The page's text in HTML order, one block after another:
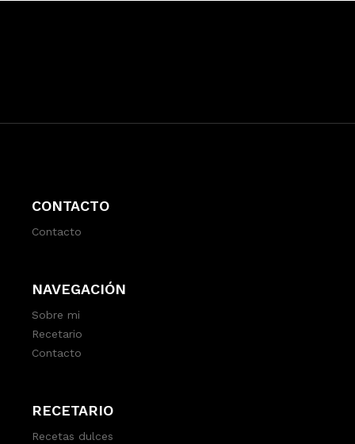
CONTACTO
Contacto
NAVEGACIÓN
Sobre mi
Recetario
Contacto
RECETARIO
Recetas dulces